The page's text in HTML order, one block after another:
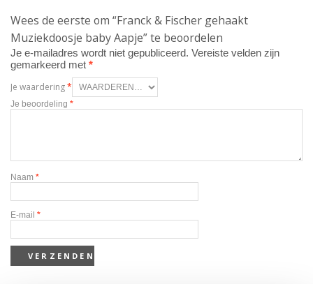
Wees de eerste om “Franck & Fischer gehaakt
Muziekdoosje baby Aapje” te beoordelen
Je e-mailadres wordt niet gepubliceerd. Vereiste velden zijn
gemarkeerd met *
Je waardering*
Je beoordeling *
Naam *
E-mail *